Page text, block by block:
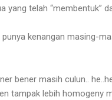
telah “membentuk”
kenangan masing-
bener masih culun..
tampak lebih homogeny